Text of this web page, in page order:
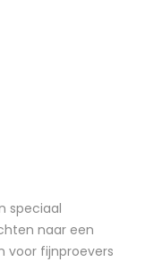
speciaal
naar een
voor fijnproevers